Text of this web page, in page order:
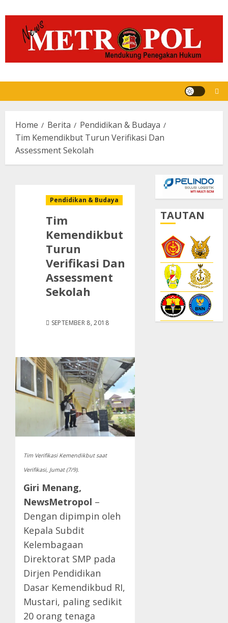
to
content
Home Berita
Pendidikan & Budaya
Tim Kemendikbut Turun Verifikasi Dan
Assessment Sekolah
Pendidikan & Budaya
Tim
Kemendikbut
Turun
Verifikasi Dan
Assessment
Sekolah
SEPTEMBER 8, 2018
Tim Verifikasi Kemendikbut saat
Verifikasi, Jumat (7/9).
Giri Menang,
NewsMetropol –
Dengan dipimpin oleh
Kepala Subdit
Kelembagaan
Direktorat SMP pada
Dirjen Pendidikan
Dasar Kemendikbud RI,
Mustari, paling sedikit
20 orang tenaga
TAUTAN